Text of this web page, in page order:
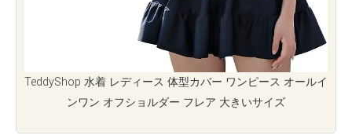
TeddyShop 水着 レディース 体型カバー ワンピース オールイ
ンワン オフショルダー フレア 大きいサイズ